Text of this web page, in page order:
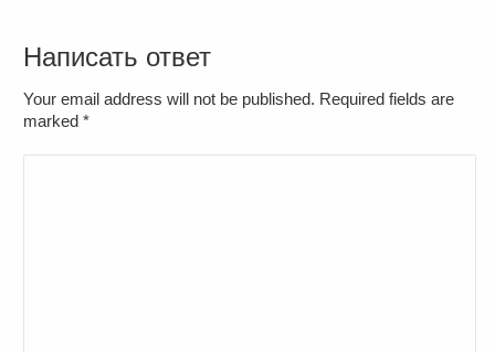
Написать ответ
Your email address will not be published. Required fields are
marked*